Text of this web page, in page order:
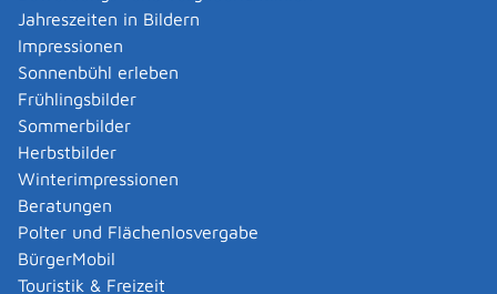
Jahreszeiten in Bildern
Impressionen
Sonnenbühl erleben
Frühlingsbilder
Sommerbilder
Herbstbilder
Winterimpressionen
Beratungen
Polter und Flächenlosvergabe
BürgerMobil
Touristik & Freizeit
anmelden
Als berechtigte Person Fahrzeugregisterauskunft
(Halterauskunft) beantragen
Als Servicedienstleisterin oder Servicedienstleister
im Rahmen der Geldwäscheaufsicht registrieren
Altenpfleger, Arbeitserzieher, Haus- und
Familienpfleger, Heilerziehungsassistent,
Heilpädagoge, Jugend- und Heimerzieher,
Sozialarbeiter, Sozialpädagoge mit ausländischer
Berufsausbildung – Erlaubnis zur Führung der
Berufsbezeichnung beantragen